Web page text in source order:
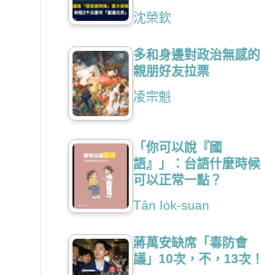
沈榮欽
多和身邊對政治無感的
親朋好友拉票
凌宗魁
「你可以說『國
語』」：台語什麼時候
可以正常一點？
Tân Io̍k-suan
蔣萬安缺席「毒防會
議」10次，不，13次！